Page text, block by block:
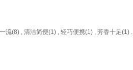
流(8) , 清洁简便(1) , 轻巧便携(1) , 芳香十足(1) .